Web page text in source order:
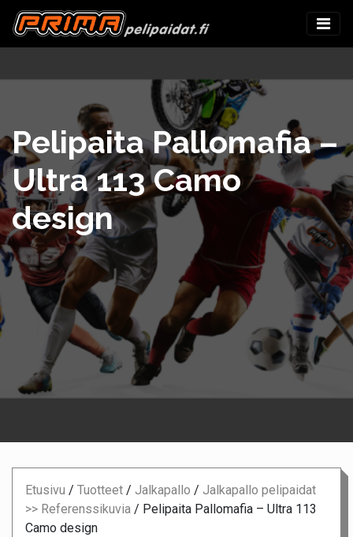
Pelipaita Pallomafia –
Ultra 113 Camo
design
Etusivu / Tuotteet / Jalkapallo / Jalkapallo pelipaidat
>> Referenssikuvia / Pelipaita Pallomafia – Ultra 113
Camo design